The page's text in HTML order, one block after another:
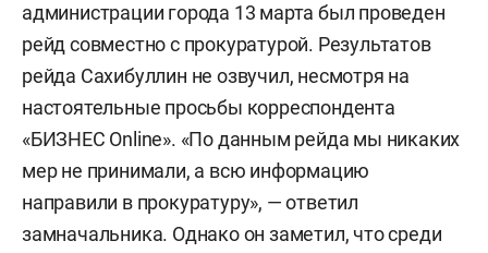
администрации города 13 марта был проведен
рейд совместно с прокуратурой. Результатов
рейда Сахибуллин не озвучил, несмотря на
настоятельные просьбы корреспондента
«БИЗНЕС Online». «По данным рейда мы никаких
мер не принимали, а всю информацию
направили в прокуратуру», — ответил
замначальника. Однако он заметил, что среди